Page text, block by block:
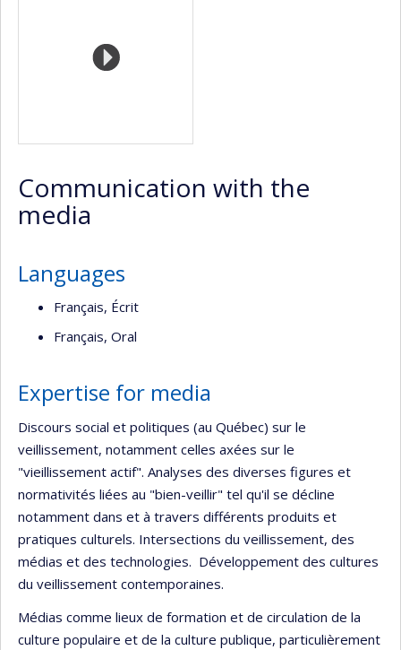
recherche
Communication with the
media
Languages
Français, Écrit
Français, Oral
Expertise for media
Discours social et politiques (au Québec) sur le
veillissement, notamment celles axées sur le
"vieillissement actif". Analyses des diverses figures et
normativités liées au "bien-veillir" tel qu'il se décline
notamment dans et à travers différents produits et
pratiques culturels. Intersections du veillissement, des
médias et des technologies. Développement des cultures
du veillissement contemporaines.
Médias comme lieux de formation et de circulation de la
culture populaire et de la culture publique, particulièrement